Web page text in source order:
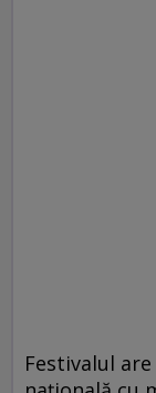
Festivalul